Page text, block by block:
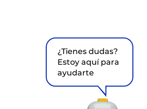
¿Tienes dudas?
Estoy aquí para
ayudarte